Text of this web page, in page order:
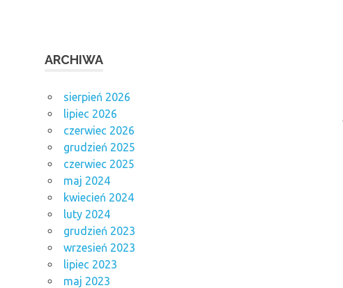
ARCHIWA
sierpień 2026
lipiec 2026
czerwiec 2026
grudzień 2025
czerwiec 2025
maj 2024
kwiecień 2024
luty 2024
grudzień 2023
wrzesień 2023
lipiec 2023
maj 2023